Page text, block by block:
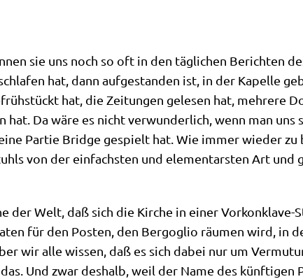
sie uns noch so oft in den täg­li­chen Berich­ten
hat, dann auf­ge­stan­den ist, in der Kapel­le
hat, die Zei­tun­gen gele­sen hat, meh­re­re
Da wäre es nicht ver­wun­der­lich, wenn man uns
Par­tie Bridge gespielt hat. Wie immer wie­der
von der ein­fach­sten und ele­men­tar­sten Art und
der Welt, daß sich die Kir­che in einer
für den Posten, den Berg­o­glio räu­men wird, in
wir alle wis­sen, daß es sich dabei nur um
Und zwar des­halb, weil der Name des künf­ti­gen